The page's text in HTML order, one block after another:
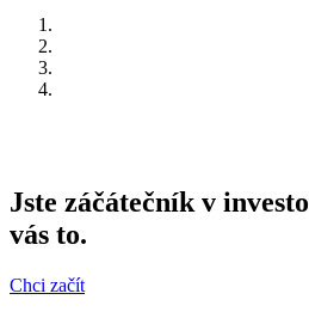
Jste záčátečník v
vás to.
Chci začít